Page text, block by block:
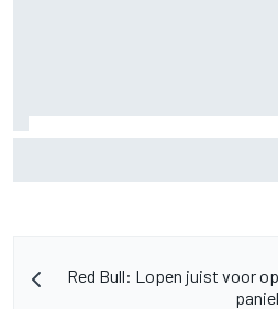
Red Bull: Lopen juist voor